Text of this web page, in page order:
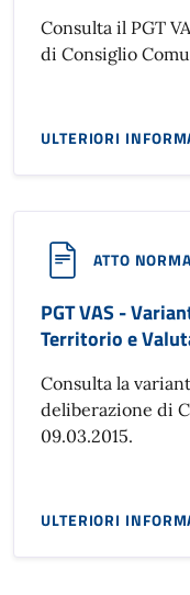
Consulta il PGT
di Consiglio
ULTERIORI
PGT VAS - PIANO
ATTO
PGT VAS -
Territorio e
Consulta la
deliberazione di
09.03.2015.
ULTERIORI
PGT VAS -